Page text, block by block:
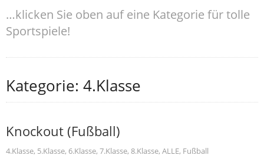
…klicken Sie oben auf eine Kategorie für tolle
Sportspiele!
Kategorie: 4.Klasse
Knockout (Fußball)
4.Klasse, 5.Klasse, 6.Klasse, 7.Klasse, 8.Klasse, ALLE, Fußball